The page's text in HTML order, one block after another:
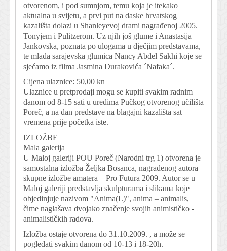
otvorenom, i pod sumnjom, temu koja je itekako
aktualna u svijetu, a prvi put na daske hrvatskog
kazališta dolazi u Shanleyevoj drami nagrađenoj 2005.
Tonyjem i Pulitzerom. Uz njih još glume i Anastasija
Jankovska, poznata po ulogama u dječjim predstavama,
te mlada sarajevska glumica Nancy Abdel Sakhi koje se
sjećamo iz filma Jasmina Durakovića ´Nafaka´.
Cijena ulaznice: 50,00 kn
Ulaznice u pretprodaji mogu se kupiti svakim radnim
danom od 8-15 sati u uredima Pučkog otvorenog učilišta
Poreč, a na dan predstave na blagajni kazališta sat
vremena prije početka iste.
IZLOŽBE
Mala galerija
U Maloj galeriji POU Poreč (Narodni trg 1) otvorena je
samostalna izložba Željka Bosanca, nagrađenog autora
skupne izložbe amatera – Pro Futura 2009. Autor se u
Maloj galeriji predstavlja skulpturama i slikama koje
objedinjuje nazivom "Anima(L)", anima – animalis,
čime naglašava dvojako značenje svojih animističko -
animalističkih radova.
Izložba ostaje otvorena do 31.10.2009. , a može se
pogledati svakim danom od 10-13 i 18-20h.